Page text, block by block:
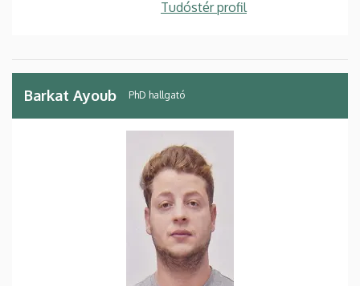
Tudóstér profil
Barkat Ayoub PhD hallgató